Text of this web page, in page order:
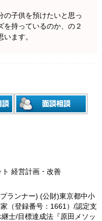
の子供を預けたいと思っ
を持っているのか、の２
ます。
経営計画・改善
ランナー) (公財)東京都中小
（登録番号：1661）/認定支
士/目標達成法『原田メソッ